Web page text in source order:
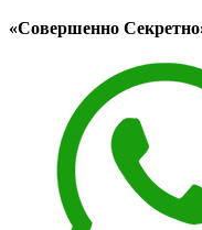
«Совершенно